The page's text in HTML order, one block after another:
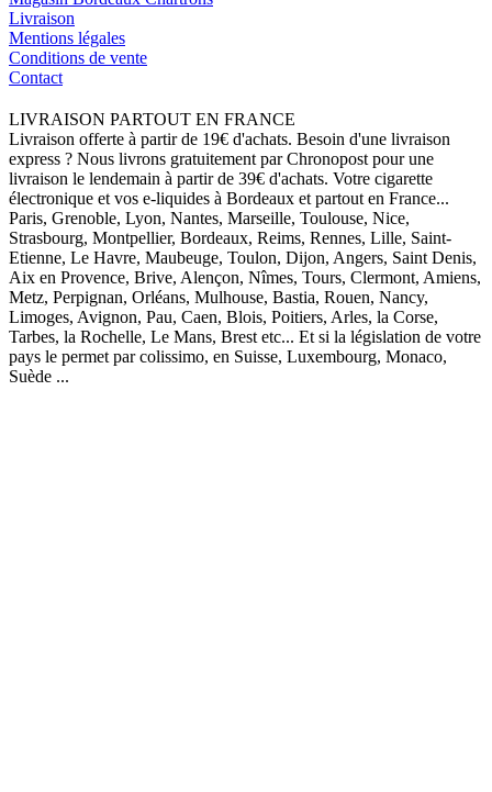
Livraison
Mentions légales
Conditions de vente
Contact
LIVRAISON PARTOUT EN FRANCE
Livraison offerte à partir de 19€ d'achats. Besoin d'une livraison
express ? Nous livrons gratuitement par Chronopost pour une
livraison le lendemain à partir de 39€ d'achats. Votre cigarette
électronique et vos e-liquides à Bordeaux et partout en France...
Paris, Grenoble, Lyon, Nantes, Marseille, Toulouse, Nice,
Strasbourg, Montpellier, Bordeaux, Reims, Rennes, Lille, Saint-
Etienne, Le Havre, Maubeuge, Toulon, Dijon, Angers, Saint Denis,
Aix en Provence, Brive, Alençon, Nîmes, Tours, Clermont, Amiens,
Metz, Perpignan, Orléans, Mulhouse, Bastia, Rouen, Nancy,
Limoges, Avignon, Pau, Caen, Blois, Poitiers, Arles, la Corse,
Tarbes, la Rochelle, Le Mans, Brest etc... Et si la législation de votre
pays le permet par colissimo, en Suisse, Luxembourg, Monaco,
Suède ...